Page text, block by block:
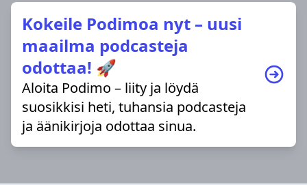
Kokeile Podimoa nyt – uusi
maailma podcasteja
odottaa! 🚀
Aloita Podimo – liity ja löydä
suosikkisi heti, tuhansia podcasteja
ja äänikirjoja odottaa sinua.